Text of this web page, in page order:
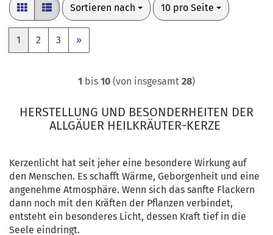
Sortieren nach
Sortieren nach 10 pro Seite
pro Seite
1 2 3 »
1 bis 10 (von insgesamt 28)
HERSTELLUNG UND BESONDERHEITEN DER
ALLGÄUER HEILKRÄUTER-KERZE
Kerzenlicht hat seit jeher eine besondere Wirkung auf
den Menschen. Es schafft Wärme, Geborgenheit und eine
angenehme Atmosphäre. Wenn sich das sanfte Flackern
dann noch mit den Kräften der Pflanzen verbindet,
entsteht ein besonderes Licht, dessen Kraft tief in die
Seele eindringt.